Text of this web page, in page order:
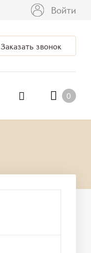
Войти
Заказать звонок
0